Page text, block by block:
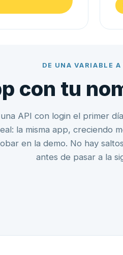
DE UNA VARIABLE A
con tu
API con login el primer
la misma app, creciendo
en la demo. No hay
antes de pasar a la